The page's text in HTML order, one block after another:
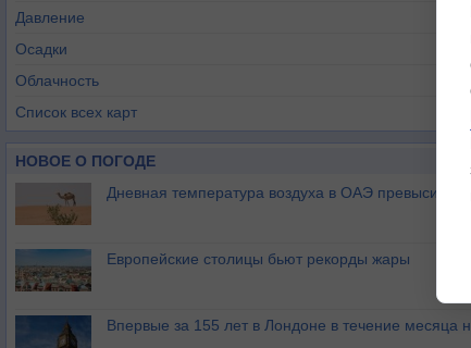
Давление
Осадки
Облачность
Список всех карт
НОВОЕ О ПОГОДЕ
Дневная температура воздуха в ОАЭ превысила
Европейские столицы бьют рекорды жары
Впервые за 155 лет в Лондоне в течение месяца